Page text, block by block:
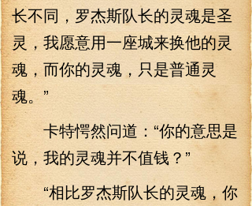
长不同，罗杰斯队长的灵魂是圣
灵，我愿意用一座城来换他的灵
魂，而你的灵魂，只是普通灵
魂。”
卡特愕然问道：“你的意思是
说，我的灵魂并不值钱？”
“相比罗杰斯队长的灵魂，你